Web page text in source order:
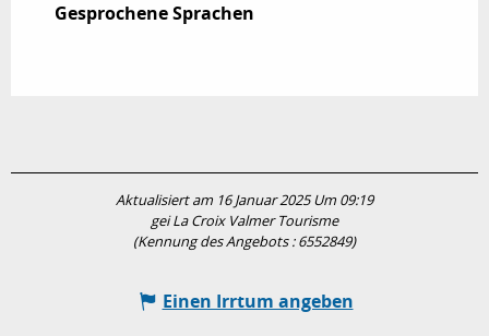
Gesprochene Sprachen
Gesprochene Sprachen
Aktualisiert am 16 Januar 2025 Um 09:19
gei La Croix Valmer Tourisme
(Kennung des Angebots :6552849)
Einen Irrtum angeben